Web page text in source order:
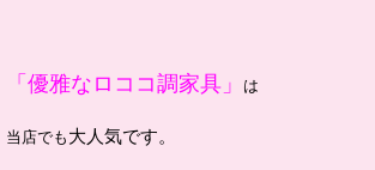
「優雅なロココ調家具」 は
当店でも大人気です。